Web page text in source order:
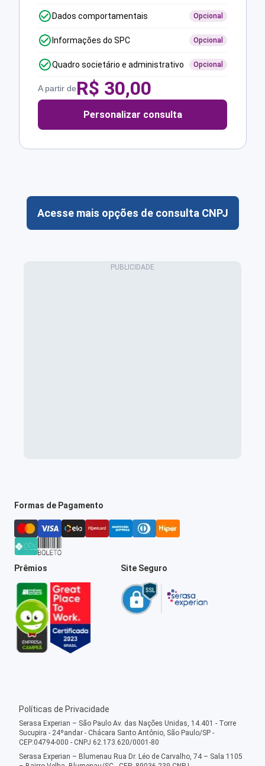
Dados comportamentais Opcional
Informações do SPC Opcional
Quadro societário e administrativo Opcional
A partir deR$ 30,00
Personalizar consulta
Acesse mais opções de consulta CNPJ
Formas de Pagamento
Prêmios Site Seguro
Políticas de Privacidade
Serasa Experian – São Paulo Av. das Nações Unidas, 14.401 - Torre
Sucupira - 24ºandar - Chácara Santo Antônio, São Paulo/SP -
CEP:04794-000 - CNPJ 62.173.620/0001-80
Serasa Experian – Blumenau Rua Dr. Léo de Carvalho, 74 – Sala 1105